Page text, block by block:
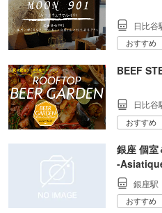
日比谷
おすすめ
BEEF
日比谷
おすすめ
銀座 個室
銀座駅
おすすめ